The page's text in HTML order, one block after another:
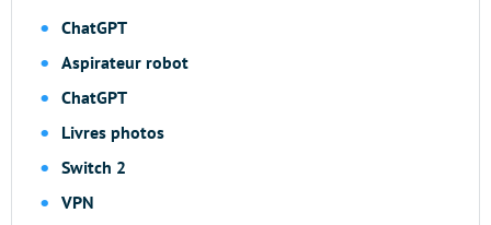
ChatGPT
Aspirateur robot
ChatGPT
Livres photos
Switch 2
VPN